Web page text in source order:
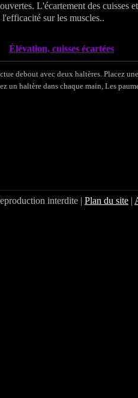
L'écartement des cuisses
sur les muscles..
Élévation, cuisses écartées
debout avec deux haltères. Placez
un haltère dans chaque main, Les
interdite | Plan du site |